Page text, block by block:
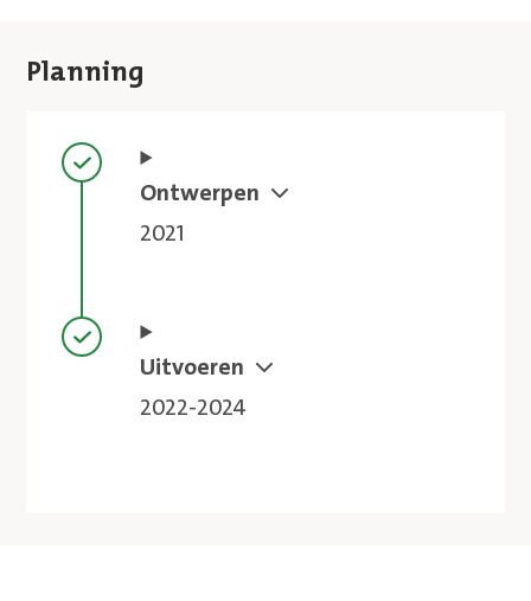
Planning
Stap voltooid
Ontwerpen
2021
Stap voltooid
Uitvoeren
2022-2024